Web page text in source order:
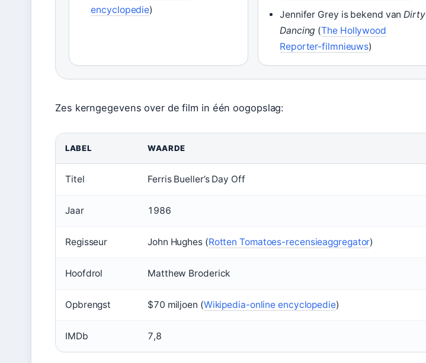
encyclopedie)
Jennifer Grey is bekend vanDirty
Dancing (The Hollywood
Reporter-filmnieuws)
Zes kerngegevens over de film in één oogopslag:
LABEL WAARDE
Titel Ferris Bueller’s Day Off
Jaar 1986
Regisseur John Hughes (Rotten Tomatoes-recensieaggregator)
Hoofdrol Matthew Broderick
Opbrengst $70 miljoen (Wikipedia-online encyclopedie)
IMDb 7,8